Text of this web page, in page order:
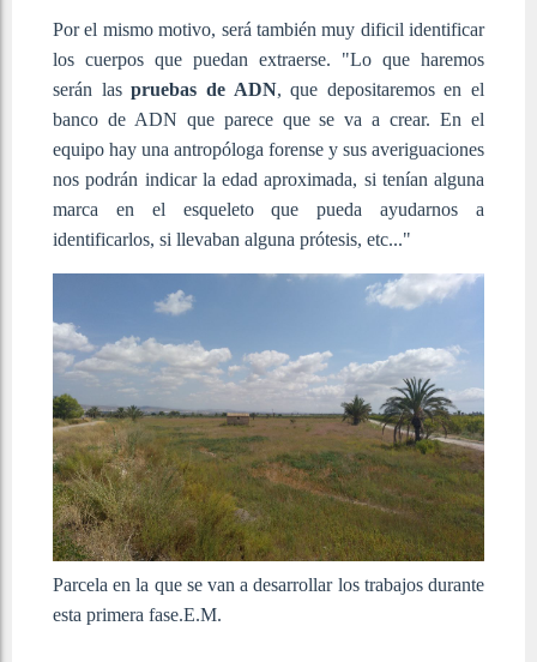
Por el mismo motivo, será también muy dificil identificar
los cuerpos que puedan extraerse. "Lo que haremos
serán laspruebas de ADN, que depositaremos en el
banco de ADN que parece que se va a crear. En el
equipo hay una antropóloga forense y sus averiguaciones
nos podrán indicar la edad aproximada, si tenían alguna
marca en el esqueleto que pueda ayudarnos a
identificarlos, si llevaban alguna prótesis, etc..."
Parcela en la que se van a desarrollar los trabajos durante
esta primera fase.E.M.